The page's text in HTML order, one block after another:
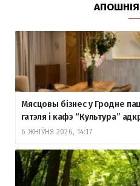
Мясцовы бізнес у Гродне
гатэля і кафэ “Культура”
6 ЖНІЎНЯ 2026, 14:17